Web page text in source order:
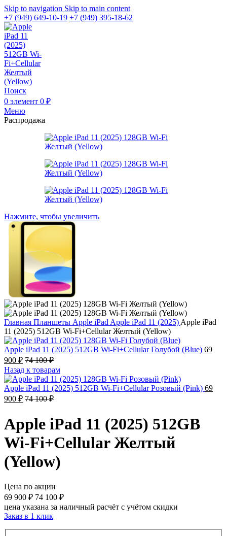
Skip to navigation Skip to main content
+7 (949) 649-10-19 +7 (949) 395-18-62
Поиск
0 элемент 0 ₽
Меню
Распродажа
Нажмите, чтобы увеличить
Главная Планшеты Apple iPad Apple iPad 11 (2025) Apple iPad
11 (2025) 512GB Wi-Fi+Cellular Желтый (Yellow)
Apple iPad 11 (2025) 512GB Wi-Fi+Cellular Голубой (Blue) 69
900 ₽ 74 100₽
Назад к товарам
Apple iPad 11 (2025) 512GB Wi-Fi+Cellular Розовый (Pink) 69
900 ₽ 74 100₽
Apple iPad 11 (2025) 512GB
Wi-Fi+Cellular Желтый
(Yellow)
Цена по акции
69 900 ₽ 74 100 ₽
цена указана за наличный расчёт с учётом скидки
Заказ в 1 клик